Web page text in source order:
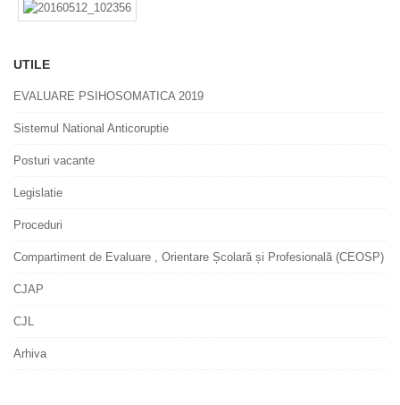
UTILE
EVALUARE PSIHOSOMATICA 2019
Sistemul National Anticoruptie
Posturi vacante
Legislatie
Proceduri
Compartiment de Evaluare , Orientare Școlară și Profesională (CEOSP)
CJAP
CJL
Arhiva